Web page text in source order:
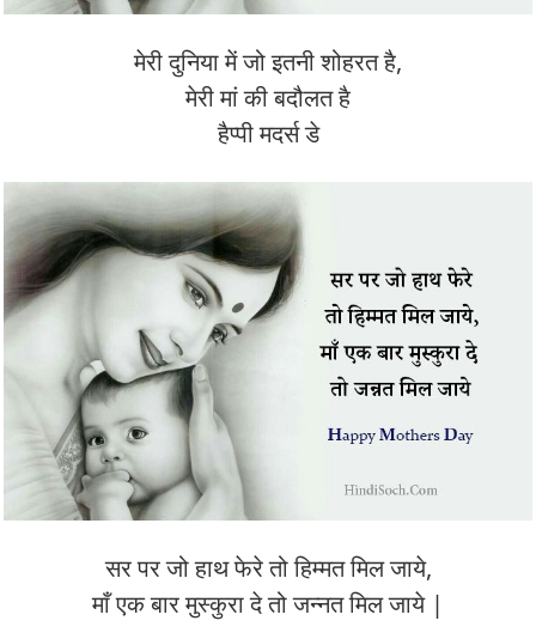
मेरी दुनिया में जो इतनी शोहरत है,
मेरी मां की बदौलत है
हैप्पी मदर्स डे
सर पर जो हाथ फेरे तो हिम्मत मिल जाये,
माँ एक बार मुस्कुरा दे तो जन्नत मिल जाये |